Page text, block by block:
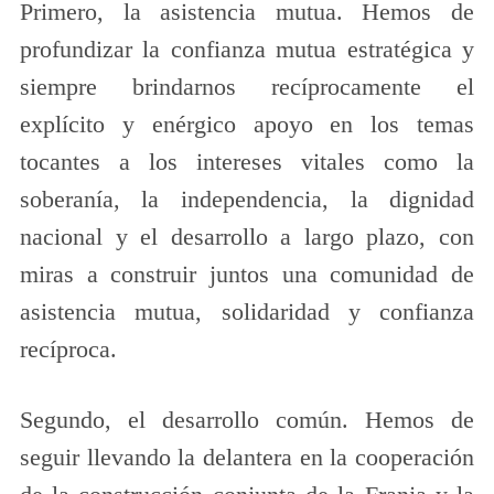
Primero, la asistencia mutua. Hemos de
profundizar la confianza mutua estratégica y
siempre brindarnos recíprocamente el
explícito y enérgico apoyo en los temas
tocantes a los intereses vitales como la
soberanía, la independencia, la dignidad
nacional y el desarrollo a largo plazo, con
miras a construir juntos una comunidad de
asistencia mutua, solidaridad y confianza
recíproca.
Segundo, el desarrollo común. Hemos de
seguir llevando la delantera en la cooperación